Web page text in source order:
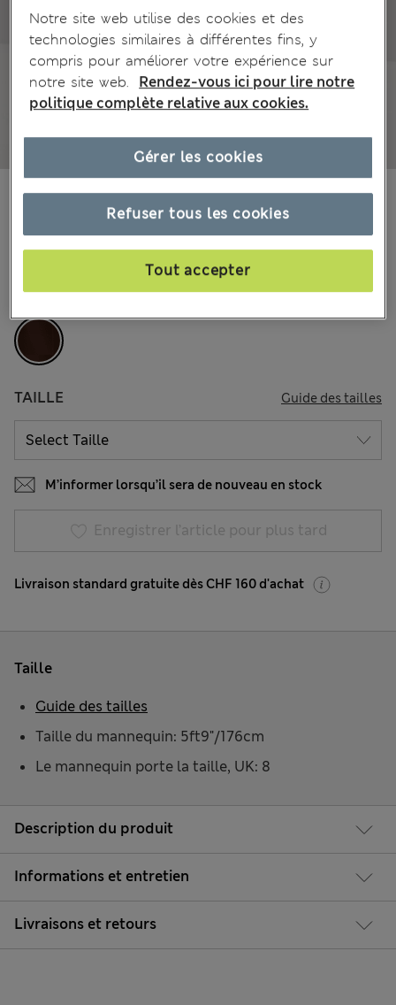
CHF69.90
Tous les prix incluent les taxes et les frais de douanes
Marron Assorti
Épuisé
TAILLE Guide des tailles
M’informer lorsqu’il sera de nouveau en stock
Enregistrer l’article pour plus tard
Livraison standard gratuite dès CHF 160 d'achat
Description du produit
Informations et entretien
Livraisons et retours
Taille
Taille du mannequin: 5ft9"/176cm
Le mannequin porte la taille, UK: 8
Guide des tailles
Notre site web utilise des cookies et des
technologies similaires à différentes fins, y
compris pour améliorer votre expérience sur
notre site web.
Rendez-vous ici pour lire notre
politique complète relative aux cookies.
Refuser tous les cookies
Tout accepter
Gérer les cookies